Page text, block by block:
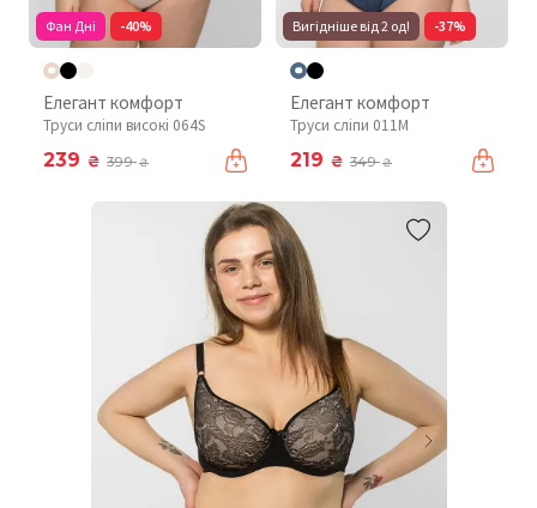
Фан Дні -40%
Елегант комфорт
Труси сліпи високі 064S
239 ₴ 399₴
Вигідніше від 2 од! -37%
Елегант комфорт
Труси сліпи 011М
219 ₴ 349₴